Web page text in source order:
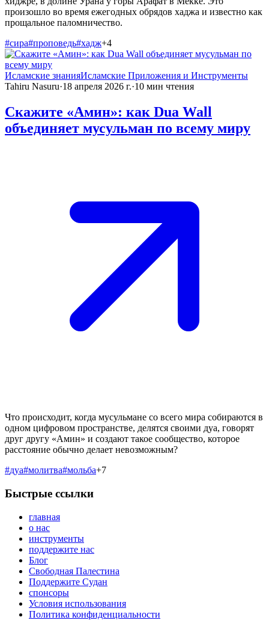
произошло во время ежегодных обрядов хаджа и известно как
прощальное паломничество.
#сира#проповедь#хадж+4
Исламские знанияИсламские Приложения и Инструменты
Tahiru Nasuru·18 апреля 2026 г.·10 мин чтения
Скажите «Амин»: как Dua Wall
объединяет мусульман по всему миру
Что происходит, когда мусульмане со всего мира собираются в
одном цифровом пространстве, делятся своими дуа, говорят
друг другу «Амин» и создают такое сообщество, которое
расстояние обычно делает невозможным?
#дуа#молитва#мольба+7
Быстрые ссылки
главная
о нас
инструменты
поддержите нас
Блог
Свободная Палестина
Поддержите Судан
спонсоры
Условия использования
Политика конфиденциальности